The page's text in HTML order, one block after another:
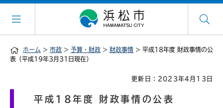
ホーム > 市政 > 予算・財政 > 財政事情 > 平成18年度 財政事情の公
表（平成19年3月31日現在）
更新日：2023年4月13日
平成18年度 財政事情の公表